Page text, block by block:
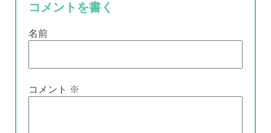
コメントを書く
名前
コメント ※